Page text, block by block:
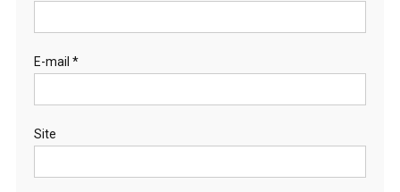
E-mail *
Site